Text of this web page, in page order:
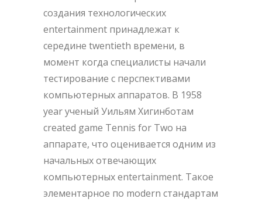
создания технологических
entertainment принадлежат к
середине twentieth времени, в
момент когда специалисты начали
тестирование с перспективами
компьютерных аппаратов. В 1958
year ученый Уильям Хигинботам
created game Tennis for Two на
аппарате, что оценивается одним из
начальных отвечающих
компьютерных entertainment. Такое
элементарное по modern стандартам